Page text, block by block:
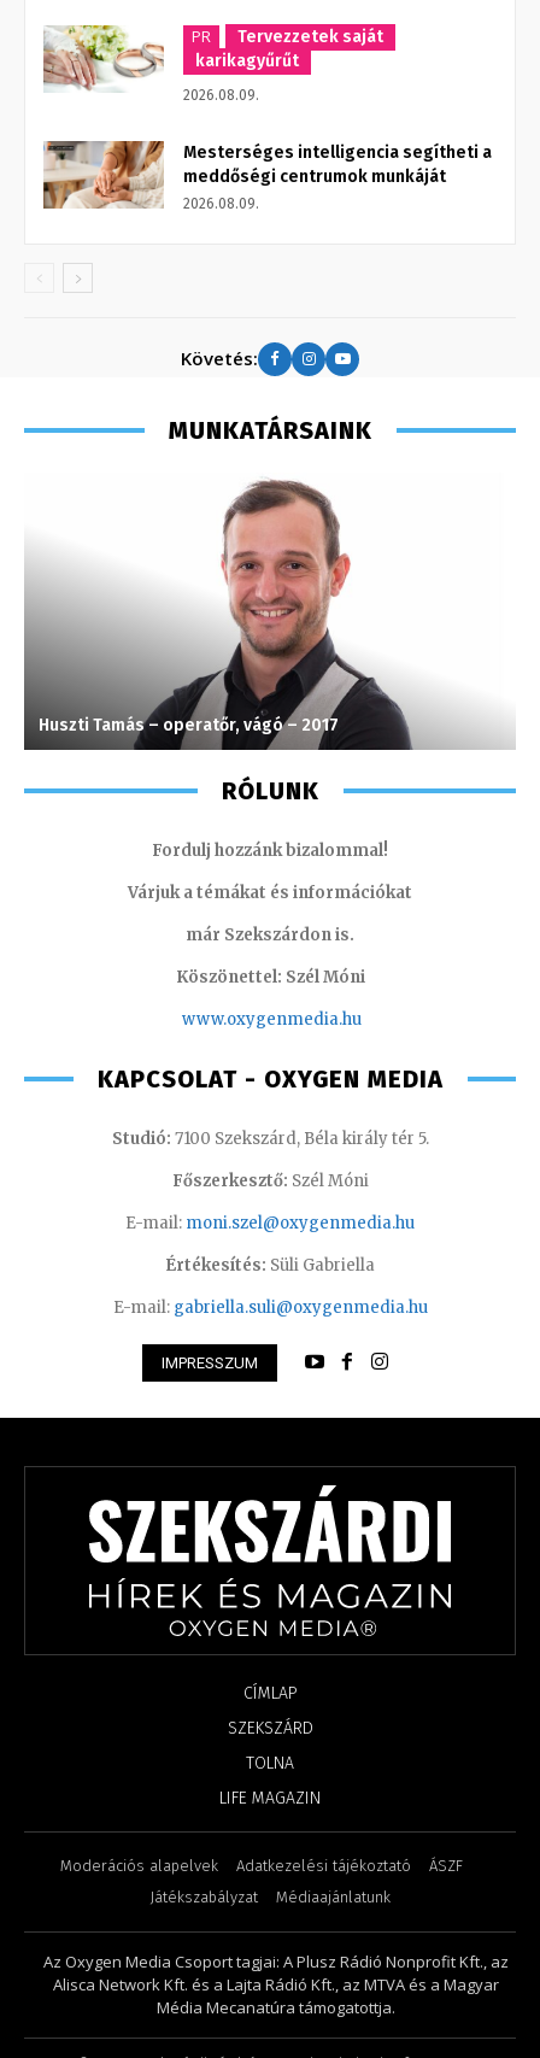
PR
Tervezzetek saját
karikagyűrűt
2026.08.09.
Mesterséges intelligencia segítheti a
meddőségi centrumok munkáját
2026.08.09.
Követés:
MUNKATÁRSAINK
Huszti Tamás – operatőr, vágó – 2017
RÓLUNK
Fordulj hozzánk bizalommal!
Várjuk a témákat és információkat
már Szekszárdon is.
Köszönettel: Szél Móni
www.oxygenmedia.hu
KAPCSOLAT - OXYGEN MEDIA
Studió: 7100 Szekszárd, Béla király tér 5.
Főszerkesztő: Szél Móni
E-mail: moni.szel@oxygenmedia.hu
Értékesítés: Süli Gabriella
E-mail: gabriella.suli@oxygenmedia.hu
IMPRESSZUM
CÍMLAP
SZEKSZÁRD
TOLNA
LIFE MAGAZIN
Moderációs alapelvek Adatkezelési tájékoztató
ÁSZF
Játékszabályzat
Médiaajánlatunk
Az Oxygen Media Csoport tagjai: A Plusz Rádió Nonprofit Kft., az
Alisca Network Kft. és a Lajta Rádió Kft., az MTVA és a Magyar
Média Mecanatúra támogatottja.